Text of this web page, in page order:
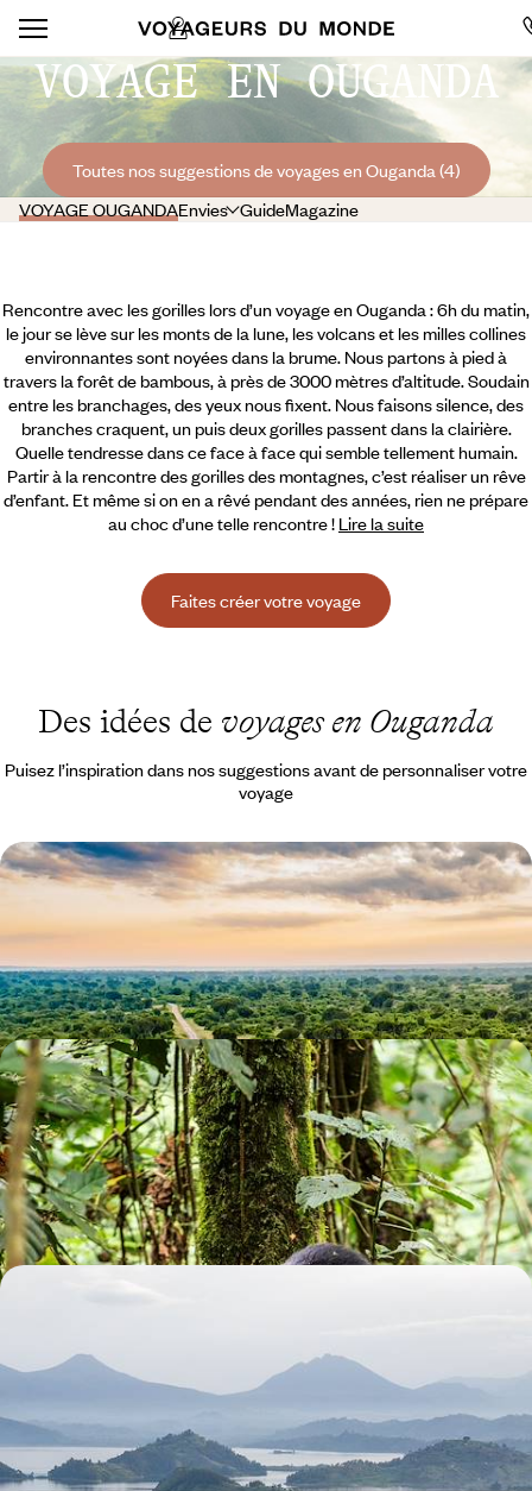
VOYAGE EN OUGANDA
Toutes nos suggestions de voyages en Ouganda (4)
VOYAGE OUGANDAEnvies GuideMagazine
Rencontre avec les gorilles lors d’un voyage en Ouganda : 6h du matin,
le jour se lève sur les monts de la lune, les volcans et les milles collines
environnantes sont noyées dans la brume. Nous partons à pied à
travers la forêt de bambous, à près de 3000 mètres d’altitude. Soudain
entre les branchages, des yeux nous fixent. Nous faisons silence, des
branches craquent, un puis deux gorilles passent dans la clairière.
Quelle tendresse dans ce face à face qui semble tellement humain.
Partir à la rencontre des gorilles des montagnes, c’est réaliser un rêve
d’enfant. Et même si on en a rêvé pendant des années,rien ne prépare
au choc d’une telle rencontre ! Lire la suite
Faites créer votre voyage
Des idées de voyages en Ouganda
Puisez l’inspiration dans nos suggestions avant de personnaliser votre
voyage
Aventure en Ouganda - Sur les traces des primates
Du lac Victoria aux forêts impénétrables de Bwindi, la rencontre avec
une Afrique méconnue et une nature à grands frissons
9 jours, de 6200 à 8000 €
Gorilles, chimpanzés & rhinos - Rencontres
privilégiées en Ouganda
Partir à la rencontre d’un Ouganda de légende, de paysages
grandioses en rencontres rêvées
13 jours, de 8000 à 11000 €
Ouganda et Tanzanie - De mythes en trésors cachés,
Afrique des forêts, des lacs, des savanes, des montagnes, des
archipels : approcher tout un continent en un voyage
16 jours, de 8700 à 10500 €